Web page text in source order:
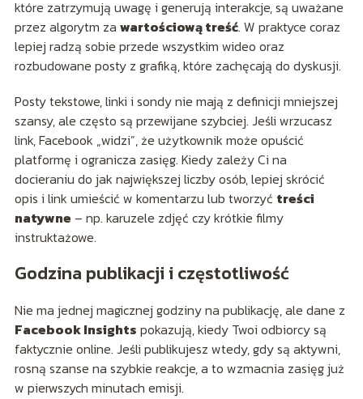
które zatrzymują uwagę i generują interakcje, są uważane
przez algorytm za wartościową treść. W praktyce coraz
lepiej radzą sobie przede wszystkim wideo oraz
rozbudowane posty z grafiką, które zachęcają do dyskusji.
Posty tekstowe, linki i sondy nie mają z definicji mniejszej
szansy, ale często są przewijane szybciej. Jeśli wrzucasz
link, Facebook „widzi”, że użytkownik może opuścić
platformę i ogranicza zasięg. Kiedy zależy Ci na
docieraniu do jak największej liczby osób, lepiej skrócić
opis i link umieścić w komentarzu lub tworzyć treści
natywne – np. karuzele zdjęć czy krótkie filmy
instruktażowe.
Godzina publikacji i częstotliwość
Nie ma jednej magicznej godziny na publikację, ale dane z
Facebook Insights pokazują, kiedy Twoi odbiorcy są
faktycznie online. Jeśli publikujesz wtedy, gdy są aktywni,
rosną szanse na szybkie reakcje, a to wzmacnia zasięg już
w pierwszych minutach emisji.